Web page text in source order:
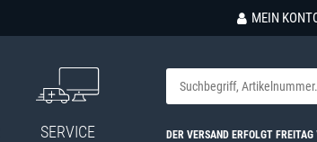
MEIN
SERVICE DER VERSAND ERFOLGT FREITAG